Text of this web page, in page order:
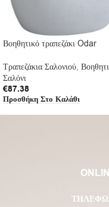
Βοηθητικό τραπεζάκι Odar
Τραπεζάκια Σαλονιού,
Σαλόνι
€87.38
Προσθήκη Στο Καλάθι